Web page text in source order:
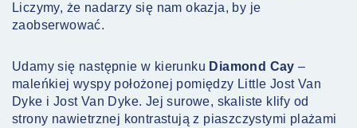
Liczymy, że nadarzy się nam okazja, by je
zaobserwować.
Udamy się następnie w kierunku Diamond Cay –
maleńkiej wyspy położonej pomiędzy Little Jost Van
Dyke i Jost Van Dyke. Jej surowe, skaliste klify od
strony nawietrznej kontrastują z piaszczystymi plażami